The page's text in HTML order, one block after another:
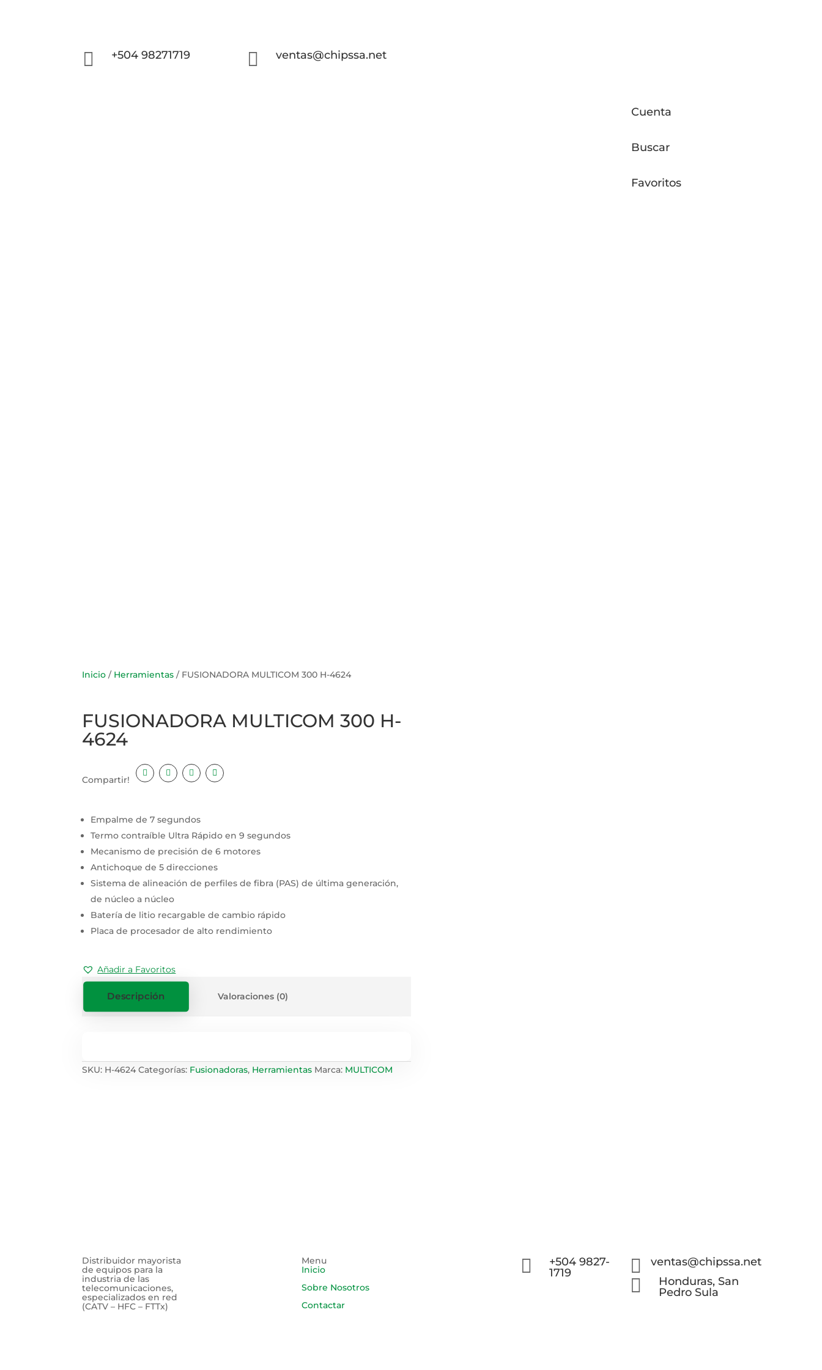
 +504 98271719  ventas@chipssa.net
Cuenta
Buscar
Favoritos
Inicio / Herramientas / FUSIONADORA MULTICOM 300 H-4624
FUSIONADORA MULTICOM 300 H-
4624
Compartir!
Empalme de 7 segundos
Termo contraíble Ultra Rápido en 9 segundos
Mecanismo de precisión de 6 motores
Antichoque de 5 direcciones
Sistema de alineación de perfiles de fibra (PAS) de última generación,
de núcleo a núcleo
Batería de litio recargable de cambio rápido
Placa de procesador de alto rendimiento
Añadir a Favoritos
Descripción Valoraciones (0)
SKU: H-4624 Categorías: Fusionadoras, Herramientas Marca: MULTICOM
Distribuidor mayorista
de equipos para la
industria de las
telecomunicaciones,
especializados en red
(CATV – HFC – FTTx)
Menu
Inicio
Sobre Nosotros
Contactar

+504 9827-
1719
 ventas@chipssa.net

Honduras, San
Pedro Sula